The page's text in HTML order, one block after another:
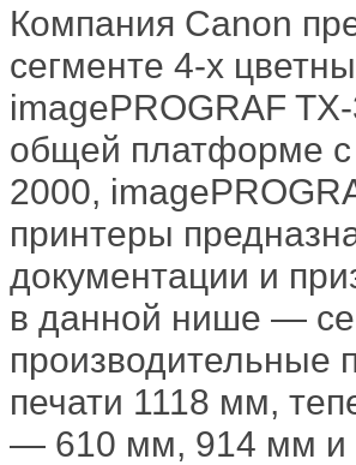
Компания Canon
сегменте 4-х
imagePROGRAF
общей платформе с
2000,
принтеры
документации и
в данной нише —
производительные
печати 1118 мм,
— 610 мм, 914 мм и